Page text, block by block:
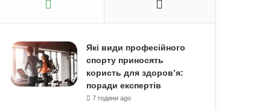
Які види професійного
спорту приносять
користь для здоров’я:
поради експертів
7 години ago